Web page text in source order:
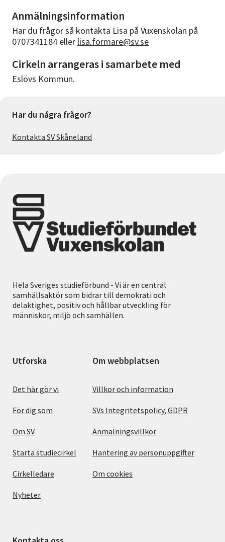
Anmälningsinformation
Har du frågor så kontakta Lisa på Vuxenskolan på
0707341184 eller lisa.formare@sv.se
Cirkeln arrangeras i samarbete med
Eslövs Kommun.
Har du några frågor?
Kontakta SV Skåneland
Hela Sveriges studieförbund - Vi är en central
samhällsaktör som bidrar till demokrati och
delaktighet, positiv och hållbar utveckling för
människor, miljö och samhällen.
Utforska
Det här gör vi
För dig som
Om SV
Starta studiecirkel
Cirkelledare
Nyheter
Om webbplatsen
Villkor och information
SVs Integritetspolicy, GDPR
Anmälningsvillkor
Hantering av personuppgifter
Om cookies